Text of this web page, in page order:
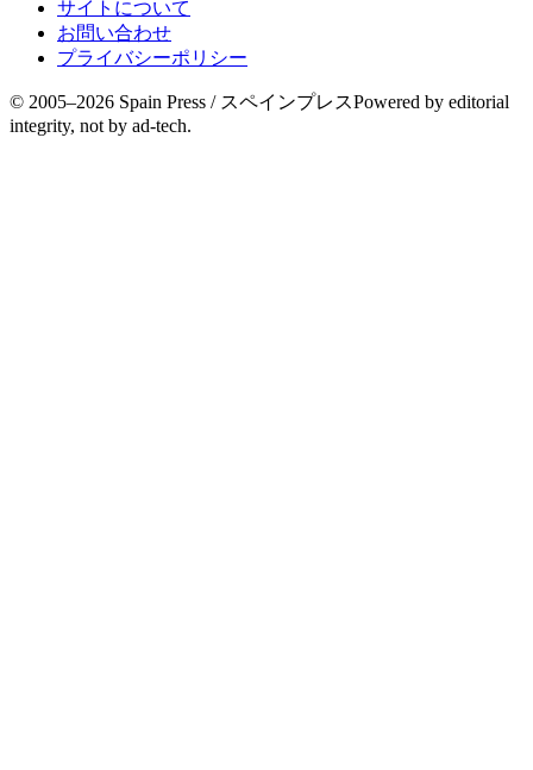
サイトについて
お問い合わせ
プライバシーポリシー
© 2005–2026 Spain Press / スペインプレスPowered by editorial
integrity, not by ad-tech.